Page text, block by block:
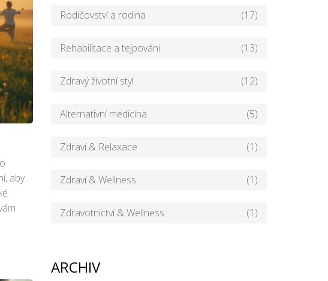
aby
Rodičovství a rodina (17)
Rehabilitace a tejpování (13)
Zdravý životní styl (12)
Alternativní medicína (5)
Zdraví & Relaxace (1)
Zdraví & Wellness (1)
Zdravotnictví & Wellness (1)
ARCHIV